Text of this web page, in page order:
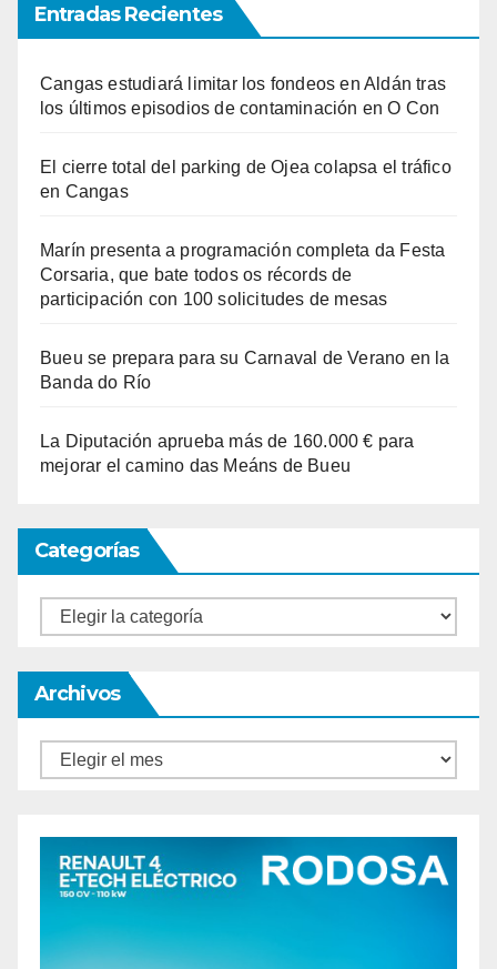
Entradas Recientes
Cangas estudiará limitar los fondeos en Aldán tras
los últimos episodios de contaminación en O Con
El cierre total del parking de Ojea colapsa el tráfico
en Cangas
Marín presenta a programación completa da Festa
Corsaria, que bate todos os récords de
participación con 100 solicitudes de mesas
Bueu se prepara para su Carnaval de Verano en la
Banda do Río
La Diputación aprueba más de 160.000 € para
mejorar el camino das Meáns de Bueu
Categorías
Categorías
Archivos
Archivos